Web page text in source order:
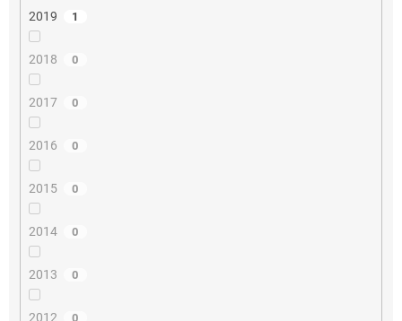
2019 1
2018 0
2017 0
2016 0
2015 0
2014 0
2013 0
2012 0